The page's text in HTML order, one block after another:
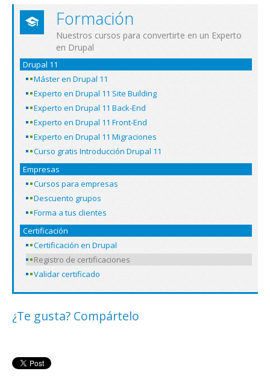
Formación
Nuestros cursos para convertirte en un Experto
en Drupal
Drupal 11
Máster en Drupal 11
Experto en Drupal 11 Site Building
Experto en Drupal 11 Back-End
Experto en Drupal 11 Front-End
Experto en Drupal 11 Migraciones
Curso gratis Introducción Drupal 11
Empresas
Cursos para empresas
Descuento grupos
Forma a tus clientes
Certificación
Certificación en Drupal
Registro de certificaciones
Validar certificado
¿Te gusta? Compártelo